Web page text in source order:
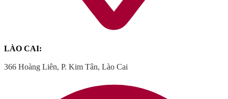
LÀO CAI:
366 Hoàng Liên, P. Kim Tân, Lào Cai